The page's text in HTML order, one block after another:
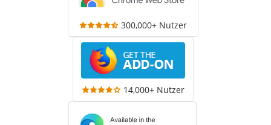
300,000+ Nutzer
14,000+ Nutzer